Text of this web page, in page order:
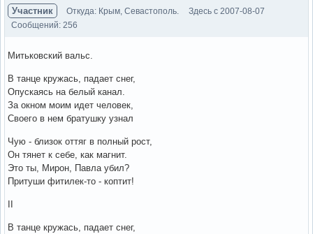
Участник Откуда: Крым, Севастополь.
Здесь с 2007-08-07
Сообщений: 256
Митьковский вальс.
В танце кружась, падает снег,
Опускаясь на белый канал.
За окном моим идет человек,
Своего в нем братушку узнал
Чую - близок оттяг в полный рост,
Он тянет к себе, как магнит.
Это ты, Мирон, Павла убил?
Притуши фитилек-то - коптит!
II
В танце кружась, падает снег,